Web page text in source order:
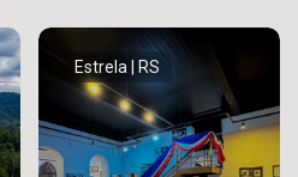
em Venâncio Aires
Estrela | RS